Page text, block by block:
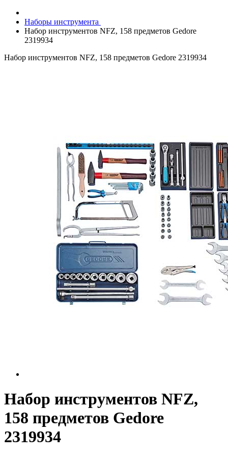
Наборы инструмента
Набор инструментов NFZ, 158 предметов Gedore
2319934
Набор инструментов NFZ, 158 предметов Gedore 2319934
Набор инструментов NFZ,
158 предметов Gedore
2319934